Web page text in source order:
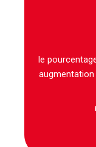
le
augmentation